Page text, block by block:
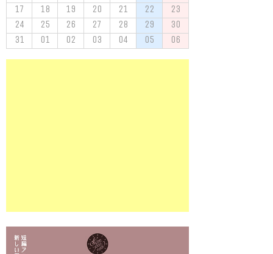
17
18 19 20 21 22
23
24
25 26 27 28 29
30
31
01 02 03 04 05 06